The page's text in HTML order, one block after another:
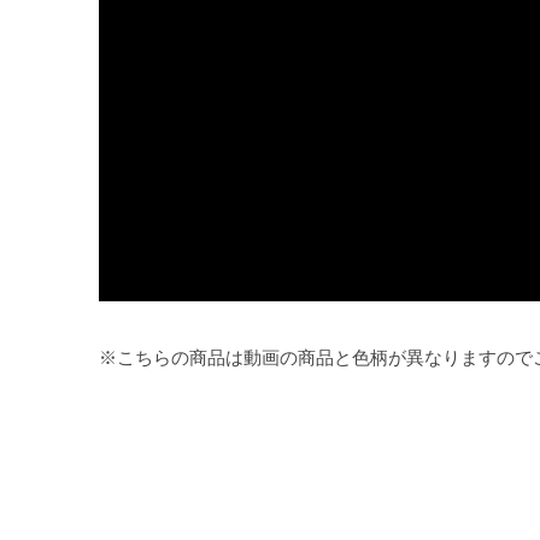
※こちらの商品は動画の商品と色柄が異なりますので